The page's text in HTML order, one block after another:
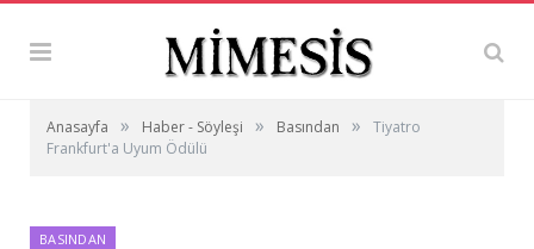
Anasayfa » Haber - Söyleşi » Basından »
Tiyatro
Frankfurt'a Uyum Ödülü
BASINDAN